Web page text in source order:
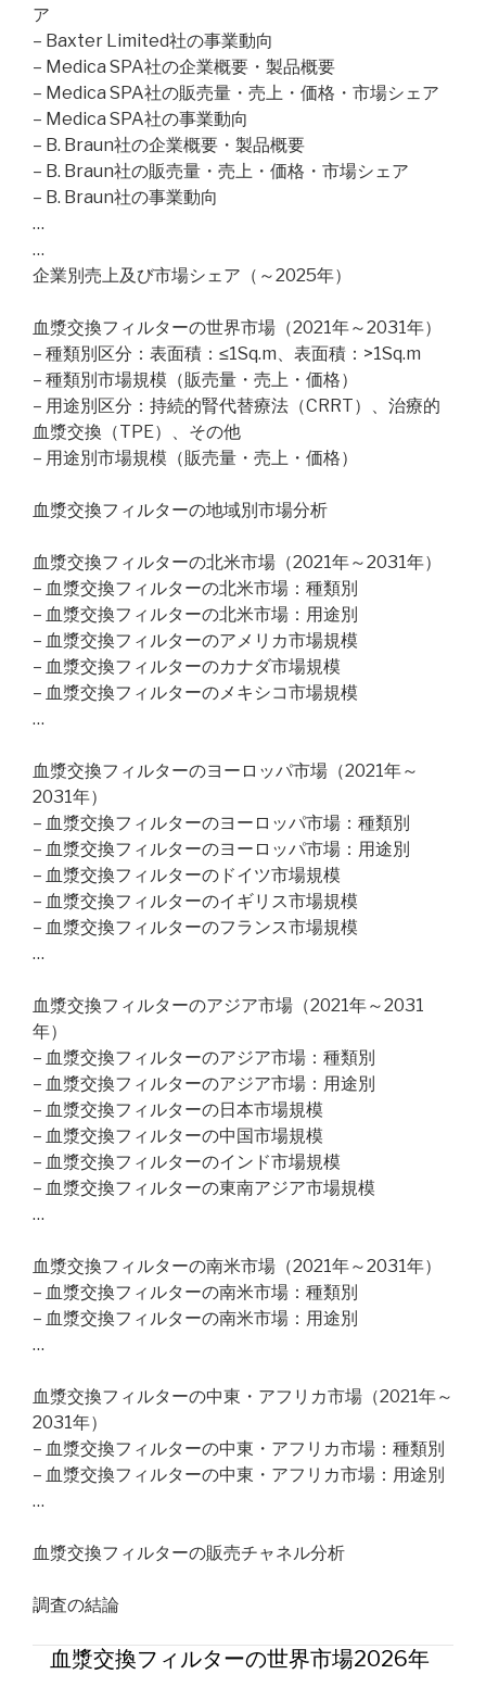
ア
– Baxter Limited社の事業動向
– Medica SPA社の企業概要・製品概要
– Medica SPA社の販売量・売上・価格・市場シェア
– Medica SPA社の事業動向
– B. Braun社の企業概要・製品概要
– B. Braun社の販売量・売上・価格・市場シェア
– B. Braun社の事業動向
…
…
企業別売上及び市場シェア（～2025年）
血漿交換フィルターの世界市場（2021年～2031年）
– 種類別区分：表面積：≤1Sq.m、表面積：>1Sq.m
– 種類別市場規模（販売量・売上・価格）
– 用途別区分：持続的腎代替療法（CRRT）、治療的
血漿交換（TPE）、その他
– 用途別市場規模（販売量・売上・価格）
血漿交換フィルターの地域別市場分析
血漿交換フィルターの北米市場（2021年～2031年）
– 血漿交換フィルターの北米市場：種類別
– 血漿交換フィルターの北米市場：用途別
– 血漿交換フィルターのアメリカ市場規模
– 血漿交換フィルターのカナダ市場規模
– 血漿交換フィルターのメキシコ市場規模
…
血漿交換フィルターのヨーロッパ市場（2021年～
2031年）
– 血漿交換フィルターのヨーロッパ市場：種類別
– 血漿交換フィルターのヨーロッパ市場：用途別
– 血漿交換フィルターのドイツ市場規模
– 血漿交換フィルターのイギリス市場規模
– 血漿交換フィルターのフランス市場規模
…
血漿交換フィルターのアジア市場（2021年～2031
年）
– 血漿交換フィルターのアジア市場：種類別
– 血漿交換フィルターのアジア市場：用途別
– 血漿交換フィルターの日本市場規模
– 血漿交換フィルターの中国市場規模
– 血漿交換フィルターのインド市場規模
– 血漿交換フィルターの東南アジア市場規模
…
血漿交換フィルターの南米市場（2021年～2031年）
– 血漿交換フィルターの南米市場：種類別
– 血漿交換フィルターの南米市場：用途別
…
血漿交換フィルターの中東・アフリカ市場（2021年～
2031年）
– 血漿交換フィルターの中東・アフリカ市場：種類別
– 血漿交換フィルターの中東・アフリカ市場：用途別
…
血漿交換フィルターの販売チャネル分析
調査の結論
血漿交換フィルターの世界市場2026年